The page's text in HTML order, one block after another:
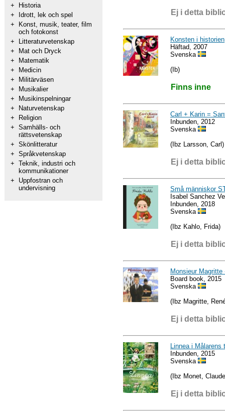
+
Historia
+
Idrott, lek och spel
+
Konst, musik, teater, film
och fotokonst
+
Litteraturvetenskap
+
Mat och Dryck
+
Matematik
+
Medicin
+
Militärväsen
+
Musikalier
+
Musikinspelningar
+
Naturvetenskap
+
Religion
+ Samhälls- och
rättsvetenskap
+ Skönlitteratur
+ Språkvetenskap
+ Teknik, industri och
kommunikationer
+
Uppfostran och
undervisning
Ej i detta
Konsten i historien
Häftad, 2007
Svenska
(Ib)
Finns inne
Carl + Karin =
Inbunden, 2012
Svenska
(Ibz Larsson, Carl)
Ej i detta
Små människor
Isabel Sanchez
Inbunden, 2018
Svenska
(Ibz Kahlo, Frida)
Ej i detta
Monsieur
Board book, 2015
Svenska
(Ibz Magritte,
Ej i detta
Linnea i Målarens
Inbunden, 2015
Svenska
(Ibz Monet,
Ej i detta